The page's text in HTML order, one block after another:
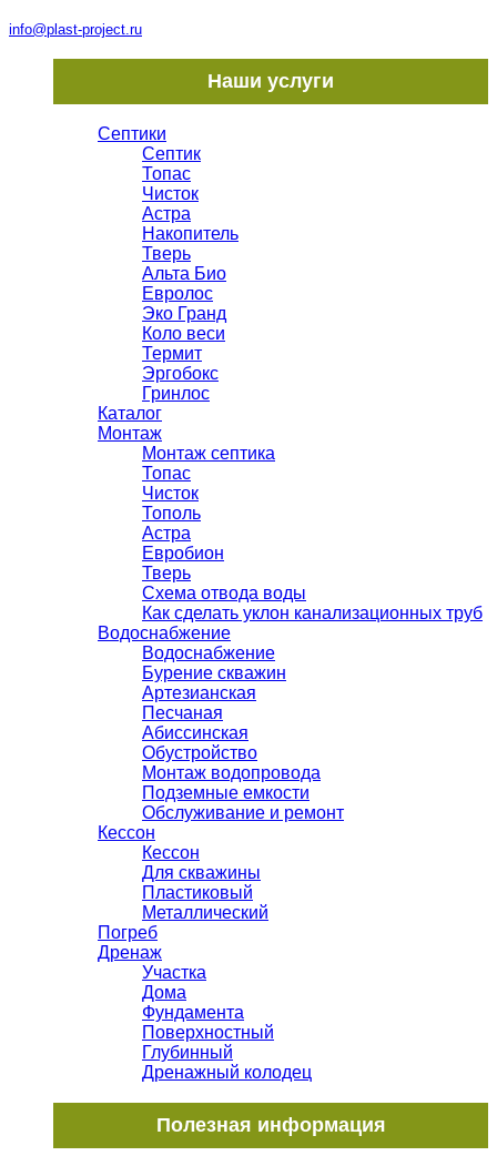
info@plast-project.ru
Наши услуги
Септики
Септик
Топас
Чисток
Астра
Накопитель
Тверь
Альта Био
Евролос
Эко Гранд
Коло веси
Термит
Эргобокс
Гринлос
Каталог
Монтаж
Монтаж септика
Топас
Чисток
Тополь
Астра
Евробион
Тверь
Схема отвода воды
Как сделать уклон канализационных труб
Водоснабжение
Водоснабжение
Бурение скважин
Артезианская
Песчаная
Абиссинская
Обустройство
Монтаж водопровода
Подземные емкости
Обслуживание и ремонт
Кессон
Кессон
Для скважины
Пластиковый
Металлический
Погреб
Дренаж
Участка
Дома
Фундамента
Поверхностный
Глубинный
Дренажный колодец
Полезная информация